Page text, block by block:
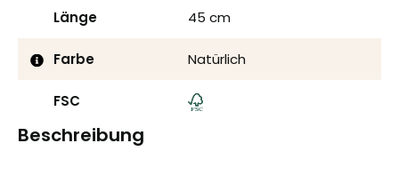
Länge 45 cm
Farbe Natürlich
FSC
Beschreibung